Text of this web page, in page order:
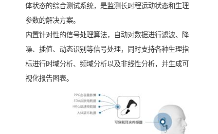
体状态的综合测试系统，是监测长时程运动状态和生理
参数的解决方案。
内置针对性的信号处理算法，自动对数据进行滤波、降
噪、插值、动态识别等信号处理，同时支持各种生理指
标进行时域分析、频域分析以及非线性分析，并生成可
视化报告图表。